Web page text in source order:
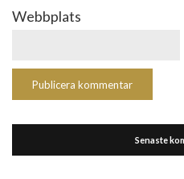
Webbplats
Senaste